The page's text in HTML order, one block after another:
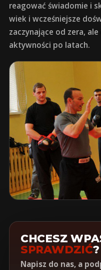
reagować świadomie i
wiek i wcześniejsze
zaczynające od zera,
aktywności po latach.
CHCESZ
SPRAWDZIĆ?
Napisz do nas, a